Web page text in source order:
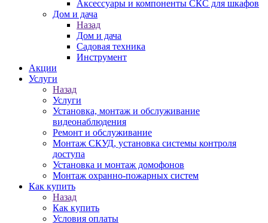
Аксессуары и компоненты СКС для шкафов
Дом и дача
Назад
Дом и дача
Садовая техника
Инструмент
Акции
Услуги
Назад
Услуги
Установка, монтаж и обслуживание
видеонаблюдения
Ремонт и обслуживание
Монтаж СКУД, установка системы контроля
доступа
Установка и монтаж домофонов
Монтаж охранно-пожарных систем
Как купить
Назад
Как купить
Условия оплаты